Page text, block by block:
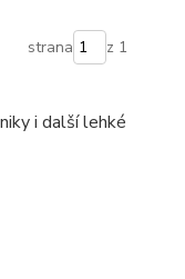
strana z 1
i další lehké